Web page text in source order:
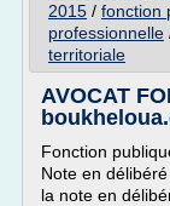
2015 / fonction
professionnelle
territoriale
AVOCAT
Fonction
Note en
la note en